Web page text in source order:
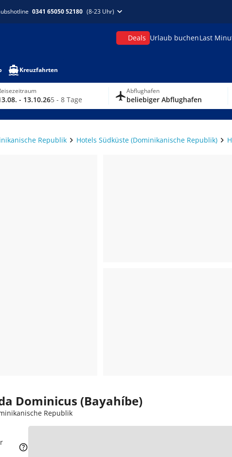
0341 65050 52180 (8-23 Uhr)
Deals Urlaub buchenLast
Kreuzfahrten
- 13.10.265 - 8 Tage
Abflughafen
beliebiger Abflughafen
Republik Hotels Südküste (Dominikanische Republik)
Dominicus (Bayahíbe)
Republik